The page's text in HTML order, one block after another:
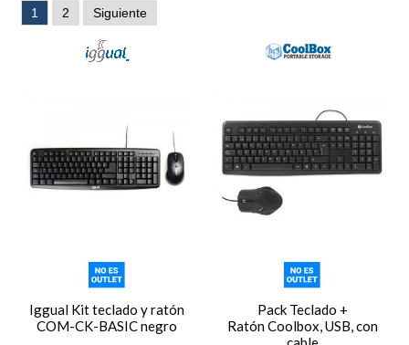
1 2 Siguiente
Iggual Kit teclado y ratón
COM-CK-BASIC negro
Pack Teclado +
Ratón Coolbox, USB, con